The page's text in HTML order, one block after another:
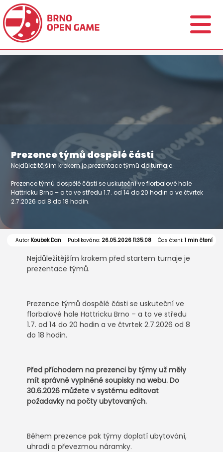
Prezence týmů dospělé části
Nejdůležitějším krokem je prezentace týmů do turnaje.
Prezence týmů dospělé části se uskuteční ve florbalové hale
Hattricku Brno – a to ve středu 1.7. od 14 do 20 hodin a ve čtvrtek
2.7.2026 od 8 do 18 hodin.
Autor Koubek Dan Publikováno: 26.05.2026 11:35:08 Čas čtení:1 min čtení
Nejdůležitějším krokem před startem turnaje je
prezentace týmů.
Prezence týmů dospělé části se uskuteční ve
florbalové hale Hattricku Brno – a to ve středu
1.7. od 14 do 20 hodin a ve čtvrtek 2.7.2026 od 8
do 18 hodin.
Před příchodem na prezenci by týmy už měly
mít správně vyplněné soupisky na webu. Do
30.6.2026 můžete v systému editovat
požadavky na počty ubytovaných.
Během prezence pak týmy doplatí ubytování,
uhradí a převezmou náramky.